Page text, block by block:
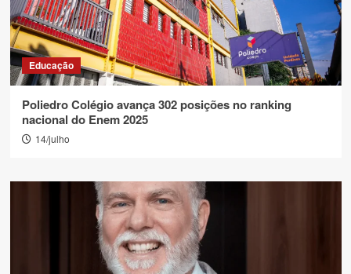
Educação
Poliedro Colégio avança 302 posições no ranking
nacional do Enem 2025
14/julho